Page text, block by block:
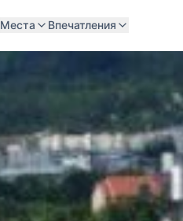
Места Впечатления